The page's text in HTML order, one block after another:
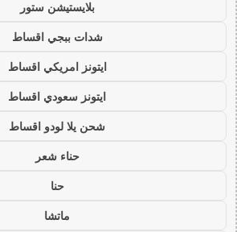
بلايستيشن ستور
شدات ببجي اقساط
ايتونز امريكي اقساط
ايتونز سعودي اقساط
شحن يلا لودو اقساط
حناء شعر
حنا
ماتشا